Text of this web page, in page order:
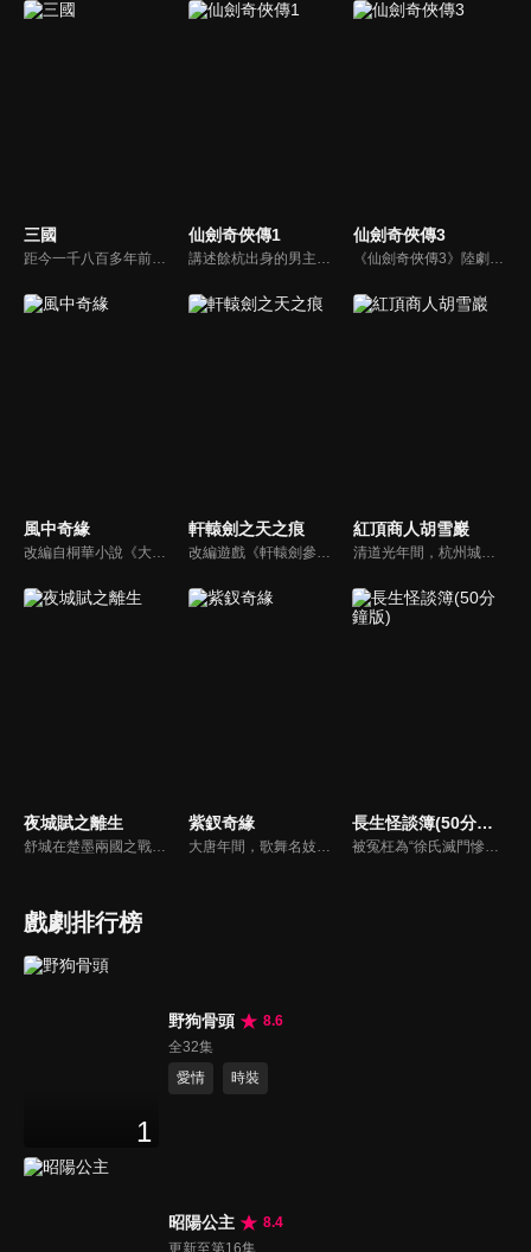
三國
距今一千八百多年前，漢帝國衰敗積重難返，長安城內董卓荒淫無度、濫殺無辜，引起舉國義憤，而以曹操為首殲滅董卓，造就了群雄割據，至赤壁之戰後三國鼎立，再到司馬氏篡魏，天下歸晉為止，這個英雄輩出、波瀾壯闊的大傳奇時代終於結束。而其中的英雄人物和動人故事，仍被傳頌至今。
仙劍奇俠傳1
講述餘杭出身的男主人公李逍遙（胡歌）因機緣巧合結識流落中原的南詔公主趙靈兒（劉亦菲），在護送其回苗疆尋母的旅途中斬妖除魔、歷經艱險，最終合力擊敗控制南詔國的拜月教主，解救了國家和人民。
仙劍奇俠傳3
《仙劍奇俠傳3》陸劇線上看。講述了男主人公景天夢想成為蜀山大俠，為了協助蜀山派封印鎖妖塔，他與唐雪見、徐長卿等人一同展開尋找五顆靈珠的冒險之旅，期間歷經艱險，最終卻引出了眾人意想不到的前世今生和愛恨糾葛。
風中奇緣
改編自桐華小說《大漠謠》。被狼群撫養長大的女孩兒莘月（劉詩詩），遇見從建安來的莫循（胡歌）和衛無忌（彭于晏）。在兩人的影響下，改名為莘月，踏上了建安。莫循溫文爾雅，莘月對他情根深種；另一方面，英姿勃發的將軍衛無忌對莘月一片癡情。莘月面對兩個痴心付出的男人心中煎熬，她會如何抉擇呢…
軒轅劍之天之痕
改編遊戲《軒轅劍參外傳-天之痕》。宇文拓和陳靖仇皆為亡國皇子，本為死仇的兩人，在因緣際會之下成為生死之交，共同踏上尋找昆侖鏡、女媧石、神農鼎、崆峒印、伏羲琴等五神器的旅程，更一路結交好友進而得到真愛。不料在魔王的操控下，宇文拓背叛好友，失去一切...
紅頂商人胡雪巖
清道光年間，杭州城內信和錢莊的夥計胡雪巖在中秋節前夕來找徐瘋子要賬，不料，走投無路的徐瘋子自殺身亡，胡雪巖同情孤寡一生的徐瘋子，料理他的後事，反被人誤傳是他逼死了徐瘋子；漕幫首領七姑娘曾受恩於徐瘋子，聞訊欲為報仇，將胡雪巖抓到，要把他扔入湖中，船家女羅四見到，叫人將胡雪巖救下...
夜城賦之離生
舒城在楚墨兩國之戰中落敗，並成為了墨國五皇女莫茴的魂器。失去自我意識的舒城跟隨姐姐莫茹回到墨國，面對失而復得的妹妹，莫茹欣喜又憂慮。為了保護親人和國家她棄醫從戎，甚至為了保護莫茴不惜被砍掉一條手臂，然而這一切都阻擋不了局勢的動盪不安...
紫釵奇緣
大唐年間，歌舞名妓霍小玉、風流俠客納蘭東、書香才子李益和巾幗紅顏盧靖瀾為首的風騷人物，彼此錯綜複雜的命運與感情糾葛。一場指腹為婚的誤會，造成浪漫卻無果的錯點鴛鴦，他們在階級差異與強權壓迫中勇於追求真愛，在宮廷權謀與世俗現實的拉扯中身不由己地被推向命運的叉路...
長生怪談簿(50分鐘版)
被冤枉為“徐氏滅門慘案”兇手的主人公在多年後深陷倖存者的複仇圈套，成功說服其共同對抗真兇，並找出真相的故事。整個故事發生在一個荒山客棧，眾人鬥智斗勇，一步步揭開每個人的秘密，還原案件本來面目。
戲劇排行榜
1
野狗骨頭
8.6
全32集
愛情
時裝
昭陽公主
8.4
更新至第16集